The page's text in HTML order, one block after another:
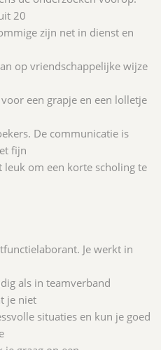
20
zijn net in dienst en
op vriendschappelijke wijze
een grapje en een lolletje
De communicatie is
fijn
om een korte scholing te
Je werkt in
als in teamverband
je niet
situaties en kun je goed